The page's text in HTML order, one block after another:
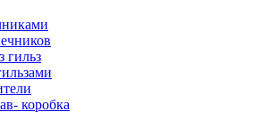
гильз
коробка